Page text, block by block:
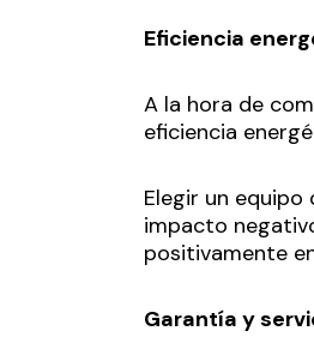
Eficiencia
A la hora de
eficiencia
Elegir un
impacto
positivamente
Garantía y